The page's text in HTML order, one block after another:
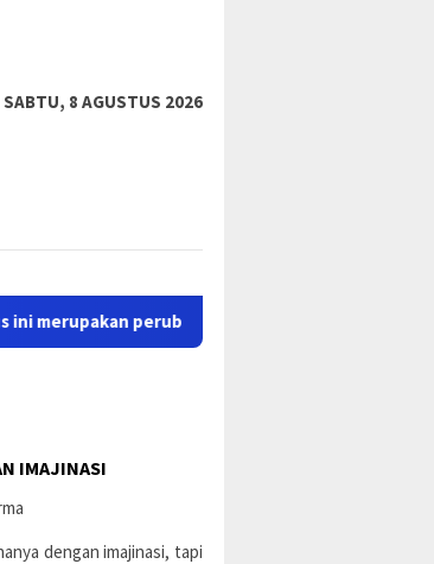
SABTU, 8 AGUSTUS 2026
perubahan dan proses perbaikan dari situs
IMAJINASI
dengan imajinasi, tapi